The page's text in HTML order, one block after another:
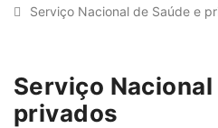
Serviço Nacional de Saúde e
Serviço Nacional
privados